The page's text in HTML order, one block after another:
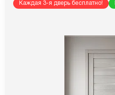
Каждая 3-я дверь бесплатно!